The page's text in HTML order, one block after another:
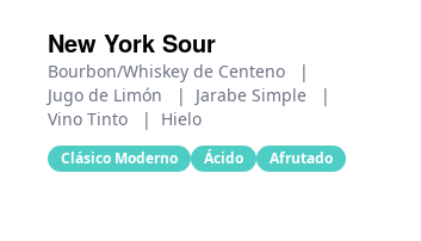
New York Sour
Bourbon/Whiskey de Centeno
|
Jugo de Limón
| Jarabe Simple
|
Vino Tinto
| Hielo
Clásico Moderno Ácido Afrutado